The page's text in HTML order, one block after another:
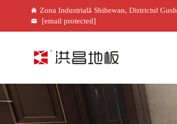
Zona Industrială Shihewan, Districtul
[email protected]